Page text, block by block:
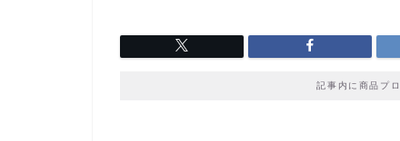
記事内に商品プ